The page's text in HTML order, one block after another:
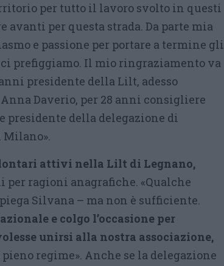
per tutto il lavoro svolto in questi
avanti per questa strada. Da parte mia
e passione per portare a termine gli
prefiggiamo. Il mio ringraziamento va
presidente della Lilt, adesso
Daverio, per 28 anni consigliere
presidente della delegazione di
Milano».
attivi nella Lilt di Legnano,
ragioni anagrafiche. «Qualche
Silvana – ma non è sufficiente.
e colgo l’occasione per
unirsi alla nostra associazione,
regime». Anche se la delegazione